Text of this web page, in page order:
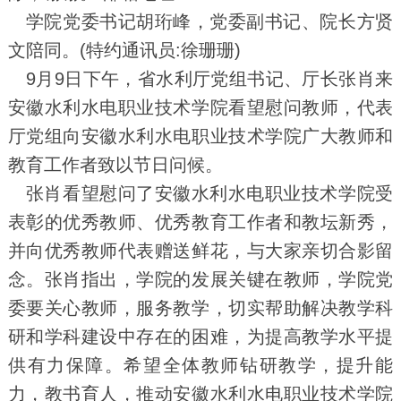
学院党委书记胡珩峰，党委副书记、院长方贤
文陪同。(特约通讯员:徐珊珊)
9月9日下午，省水利厅党组书记、厅长张肖来
安徽水利水电职业技术学院看望慰问教师，代表
厅党组向安徽水利水电职业技术学院广大教师和
教育工作者致以节日问候。
张肖看望慰问了安徽水利水电职业技术学院受
表彰的优秀教师、优秀教育工作者和教坛新秀，
并向优秀教师代表赠送鲜花，与大家亲切合影留
念。张肖指出，学院的发展关键在教师，学院党
委要关心教师，服务教学，切实帮助解决教学科
研和学科建设中存在的困难，为提高教学水平提
供有力保障。希望全体教师钻研教学，提升能
力，教书育人，推动安徽水利水电职业技术学院